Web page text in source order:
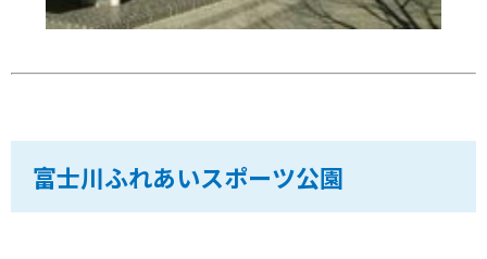
富士川ふれあいスポーツ公園